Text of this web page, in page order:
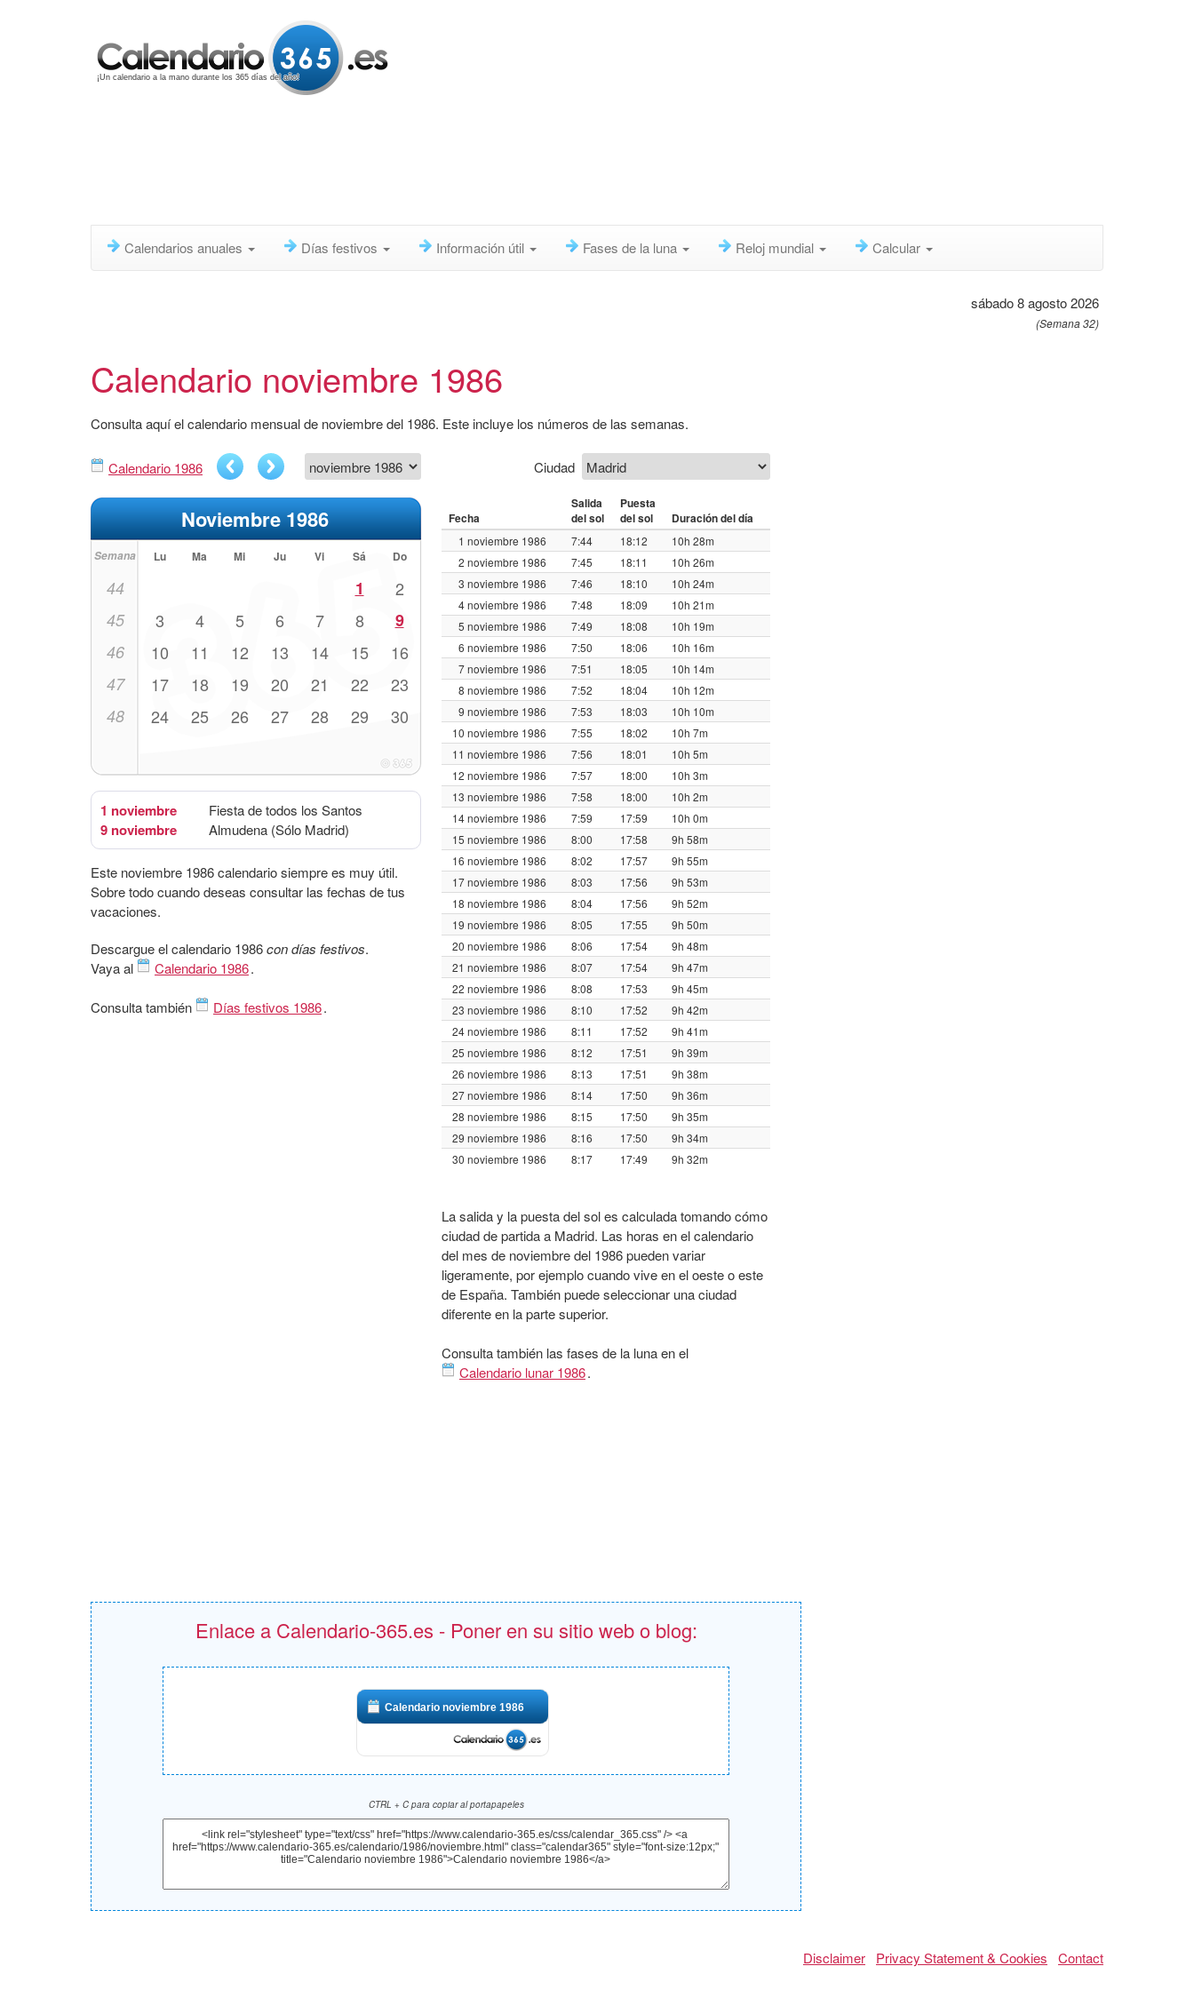
¡Un calendario a la mano durante los 365 días del año!
Calendarios anuales Días festivos Información útil Fases de la luna Reloj mundial Calcular
sábado 8 agosto 2026
(Semana 32)
Calendario noviembre 1986
Consulta aquí el calendario mensual de noviembre del 1986. Este incluye los números de las semanas.
Calendario 1986
Noviembre 1986
Semana Lu Ma Mi Ju Vi Sá Do
44 1 2
45 3 4 5 6 7 8 9
46 10 11 12 13 14 15 16
47 17 18 19 20 21 22 23
48 24 25 26 27 28 29 30
1 noviembre Fiesta de todos los Santos
9 noviembre Almudena (Sólo Madrid)
Este noviembre 1986 calendario siempre es muy útil.
Sobre todo cuando deseas consultar las fechas de tus
vacaciones.
Descargue el calendario 1986con días festivos.
Vaya al
Calendario 1986.
Consulta también Días festivos 1986.
Ciudad
Fecha
Salida
del sol
Puesta
del sol
Duración del día
1 noviembre 1986 7:44 18:12
10h 28m
2 noviembre 1986
7:45 18:11
10h 26m
3 noviembre 1986
7:46 18:10
10h 24m
4 noviembre 1986
7:48 18:09
10h 21m
5 noviembre 1986
7:49 18:08
10h 19m
6 noviembre 1986
7:50 18:06
10h 16m
7 noviembre 1986
7:51 18:05
10h 14m
8 noviembre 1986
7:52 18:04
10h 12m
9 noviembre 1986
7:53 18:03
10h 10m
10 noviembre 1986
7:55 18:02
10h 7m
11 noviembre 1986
7:56 18:01
10h 5m
12 noviembre 1986
7:57 18:00
10h 3m
13 noviembre 1986
7:58 18:00
10h 2m
14 noviembre 1986
7:59 17:59
10h 0m
15 noviembre 1986
8:00 17:58
9h 58m
16 noviembre 1986
8:02 17:57
9h 55m
17 noviembre 1986
8:03 17:56
9h 53m
18 noviembre 1986
8:04 17:56
9h 52m
19 noviembre 1986
8:05 17:55
9h 50m
20 noviembre 1986
8:06 17:54
9h 48m
21 noviembre 1986
8:07 17:54
9h 47m
22 noviembre 1986
8:08 17:53
9h 45m
23 noviembre 1986
8:10 17:52
9h 42m
24 noviembre 1986
8:11 17:52
9h 41m
25 noviembre 1986
8:12 17:51
9h 39m
26 noviembre 1986
8:13 17:51
9h 38m
27 noviembre 1986
8:14 17:50
9h 36m
28 noviembre 1986
8:15 17:50
9h 35m
29 noviembre 1986
8:16 17:50
9h 34m
30 noviembre 1986
8:17 17:49 9h 32m
La salida y la puesta del sol es calculada tomando cómo
ciudad de partida a Madrid. Las horas en el calendario
del mes de noviembre del 1986 pueden variar
ligeramente, por ejemplo cuando vive en el oeste o este
de España. También puede seleccionar una ciudad
diferente en la parte superior.
Consulta también las fases de la luna en el
Calendario lunar 1986.
Enlace a Calendario-365.es - Poner en su sitio web o blog:
Calendario noviembre 1986
CTRL + C para copiar al portapapeles
Disclaimer Privacy Statement & Cookies
Contact